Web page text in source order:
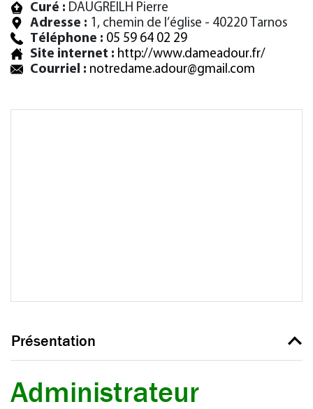
Curé : DAUGREILH Pierre
Adresse : 1, chemin de l’église - 40220 Tarnos
Téléphone : 05 59 64 02 29
Site internet : http://www.dameadour.fr/
Courriel : notredame.adour@gmail.com
Présentation
Administrateur